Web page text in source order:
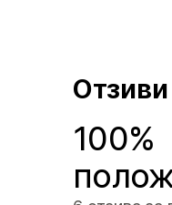
Отзиви
100%